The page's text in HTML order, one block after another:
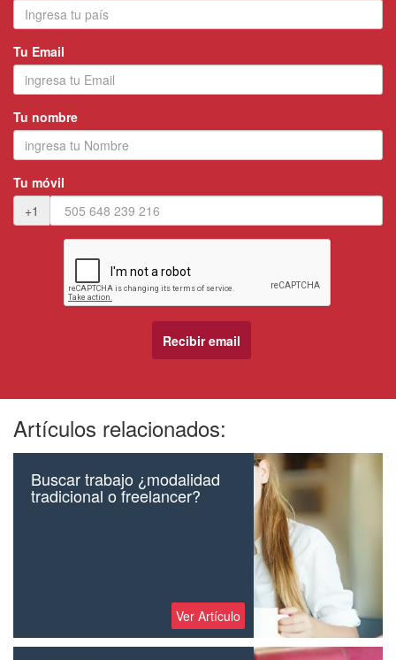
Tu Email
Tu nombre
Tu móvil
+1
Artículos relacionados:
Buscar trabajo ¿modalidad
tradicional o freelancer?
Ver Artículo